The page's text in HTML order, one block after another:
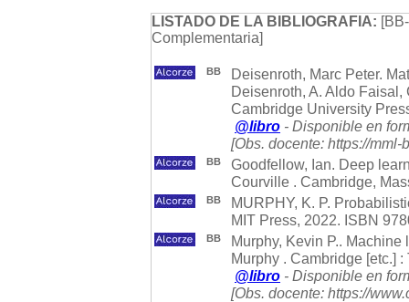
LISTADO DE LA BIBLIOGRAFIA:
Complementaria]
BB
Deisenroth, Marc Peter.
Deisenroth, A. Aldo
Cambridge University
@libro - Disponible en
[Obs. docente: https://mml-
BB
Goodfellow, Ian. Deep
Courville . Cambridge,
BB
MURPHY, K. P.
MIT Press, 2022. ISBN
BB
Murphy, Kevin P..
Murphy . Cambridge [etc.]
@libro - Disponible en
[Obs. docente: https://